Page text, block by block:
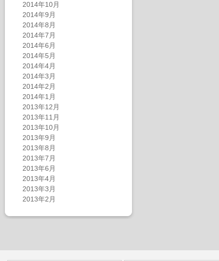
2014年10月
2014年9月
2014年8月
2014年7月
2014年6月
2014年5月
2014年4月
2014年3月
2014年2月
2014年1月
2013年12月
2013年11月
2013年10月
2013年9月
2013年8月
2013年7月
2013年6月
2013年4月
2013年3月
2013年2月